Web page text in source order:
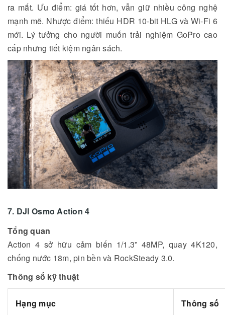
ra mắt. Ưu điểm: giá tốt hơn, vẫn giữ nhiều công nghệ
mạnh mẽ. Nhược điểm: thiếu HDR 10-bit HLG và Wi-Fi 6
mới. Lý tưởng cho người muốn trải nghiệm GoPro cao
cấp nhưng tiết kiệm ngân sách.
7. DJI Osmo Action 4
Tổng quan
Action 4 sở hữu cảm biến 1/1.3” 48MP, quay 4K120,
chống nước 18m, pin bền và RockSteady 3.0.
Thông số kỹ thuật
Hạng mục Thông số